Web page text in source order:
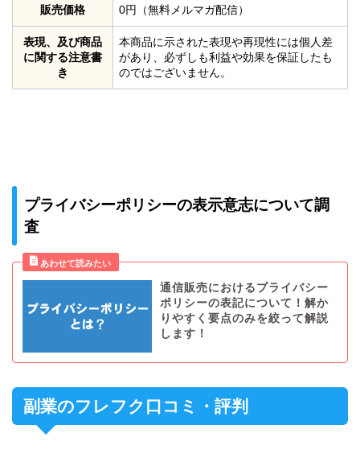
販売価格 0円（無料メルマガ配信）
表現、及び商品
に関する注意書
き
本商品に示された表現や再現性には個人差
があり、必ずしも利益や効果を保証したも
のではございません。
プライバシーポリシーの表示意志について調
査
通信販売におけるプライバシー
ポリシーの表記について！解か
りやすく要点のみを絞って解説
します！
副業のフレフク口コミ・評判